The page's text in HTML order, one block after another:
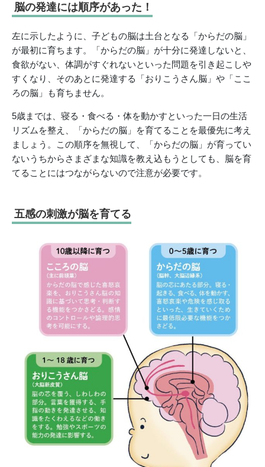
脳の発達には順序があった！
左に示したように、子どもの脳は土台となる「からだの脳」
が最初に育ちます。「からだの脳」が十分に発達しないと、
食欲がない、体調がすぐれないといった問題を引き起こしや
すくなり、そのあとに発達する「おりこうさん脳」や「ここ
ろの脳」も育ちません。
5歳までは、寝る・食べる・体を動かすといった一日の生活
リズムを整え、「からだの脳」を育てることを最優先に考え
ましょう。この順序を無視して、「からだの脳」が育ってい
ないうちからさまざまな知識を教え込もうとしても、脳を育
てることにはつながらないので注意が必要です。
五感の刺激が脳を育てる